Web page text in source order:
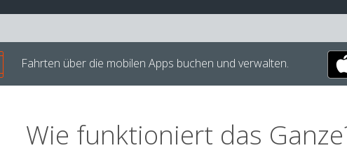
Fahrten über die mobilen Apps buchen und verwalten.
Wie funktioniert das